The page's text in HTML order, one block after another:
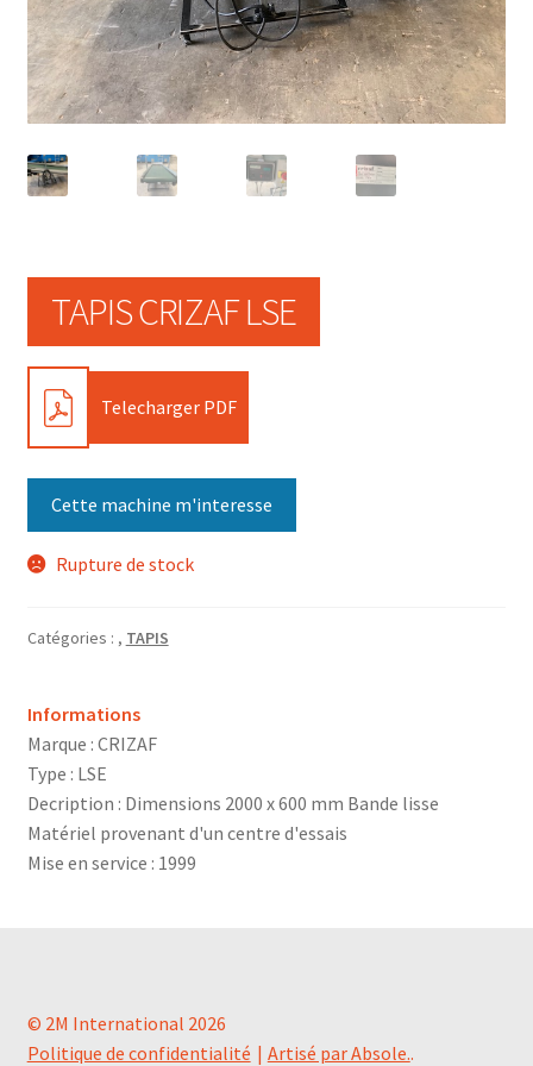
TAPIS CRIZAF LSE
PDF Telecharger PDF
Cette machine m'interesse
Rupture de stock
Catégories : , TAPIS
Informations
Marque : CRIZAF
Type : LSE
Decription : Dimensions 2000 x 600 mm Bande lisse
Matériel provenant d'un centre d'essais
Mise en service : 1999
© 2M International 2026
Politique de confidentialité
Artisé par Absole..